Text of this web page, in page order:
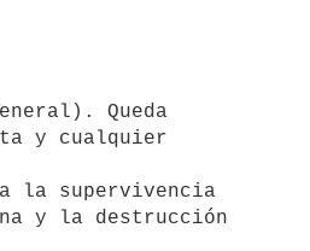
y cualquier
la supervivencia
y la destrucción